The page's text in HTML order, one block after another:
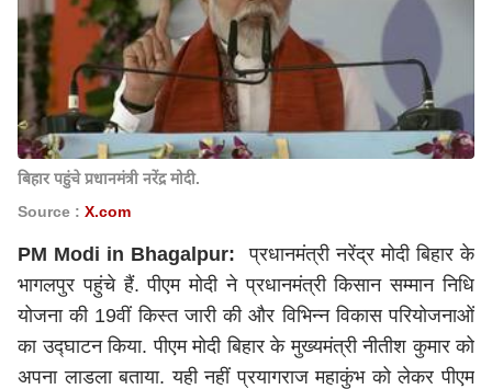
बिहार पहुंचे प्रधानमंत्री नरेंद्र मोदी.
Source : X.com
PM Modi in Bhagalpur: प्रधानमंत्रीनरेंद्र मोदीबिहार के
भागलपुर पहुंचे हैं. पीएम मोदी ने प्रधानमंत्री किसान सम्मान निधि
योजना की 19वीं किस्त जारी की और विभिन्न विकास परियोजनाओं
का उद्घाटन किया. पीएम मोदी बिहार के मुख्यमंत्री नीतीश कुमार को
अपना लाडला बताया. यही नहीं प्रयागराज महाकुंभ को लेकर पीएम